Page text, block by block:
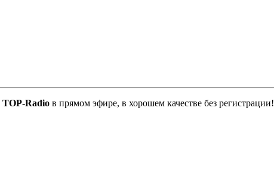
TOP-Radio в прямом эфире, в хорошем качестве без регистрации!